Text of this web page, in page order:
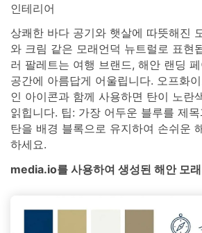
인테리어
상쾌한 바다 공기와 햇살에 따뜻해진
와 크림 같은 모래언덕 뉴트럴로 표현
러 팔레트는 여행 브랜드, 해안 랜딩
공간에 아름답게 어울립니다. 오프화
인 아이콘과 함께 사용하면 탄이 노란
읽힙니다. 팁: 가장 어두운 블루를 제
탄을 배경 블록으로 유지하여 손쉬운
하세요.
media.io를 사용하여 생성된 해안 모